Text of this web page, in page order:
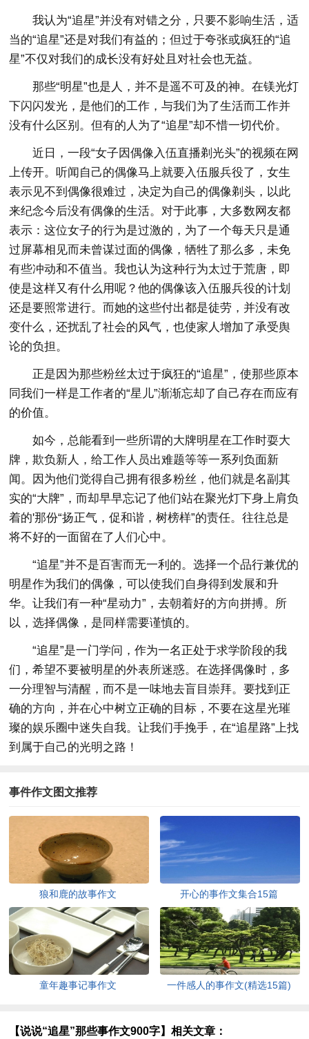
我认为“追星”并没有对错之分，只要不影响生活，适
当的“追星”还是对我们有益的；但过于夸张或疯狂的“追
星”不仅对我们的成长没有好处且对社会也无益。
那些“明星”也是人，并不是遥不可及的神。在镁光灯
下闪闪发光，是他们的工作，与我们为了生活而工作并
没有什么区别。但有的人为了“追星”却不惜一切代价。
近日，一段“女子因偶像入伍直播剃光头”的视频在网
上传开。听闻自己的偶像马上就要入伍服兵役了，女生
表示见不到偶像很难过，决定为自己的偶像剃头，以此
来纪念今后没有偶像的生活。对于此事，大多数网友都
表示：这位女子的行为是过激的，为了一个每天只是通
过屏幕相见而未曾谋过面的偶像，牺牲了那么多，未免
有些冲动和不值当。我也认为这种行为太过于荒唐，即
使是这样又有什么用呢？他的偶像该入伍服兵役的计划
还是要照常进行。而她的这些付出都是徒劳，并没有改
变什么，还扰乱了社会的风气，也使家人增加了承受舆
论的负担。
正是因为那些粉丝太过于疯狂的“追星”，使那些原本
同我们一样是工作者的“星儿”渐渐忘却了自己存在而应有
的价值。
如今，总能看到一些所谓的大牌明星在工作时耍大
牌，欺负新人，给工作人员出难题等等一系列负面新
闻。因为他们觉得自己拥有很多粉丝，他们就是名副其
实的“大牌”，而却早早忘记了他们站在聚光灯下身上肩负
着的'那份“扬正气，促和谐，树榜样”的责任。往往总是
将不好的一面留在了人们心中。
“追星”并不是百害而无一利的。选择一个品行兼优的
明星作为我们的偶像，可以使我们自身得到发展和升
华。让我们有一种“星动力”，去朝着好的方向拼搏。所
以，选择偶像，是同样需要谨慎的。
“追星”是一门学问，作为一名正处于求学阶段的我
们，希望不要被明星的外表所迷惑。在选择偶像时，多
一分理智与清醒，而不是一味地去盲目崇拜。要找到正
确的方向，并在心中树立正确的目标，不要在这星光璀
璨的娱乐圈中迷失自我。让我们手挽手，在“追星路”上找
到属于自己的光明之路！
事件作文图文推荐
狼和鹿的故事作文 开心的事作文集合15篇
童年趣事记事作文 一件感人的事作文(精选15篇)
【说说“追星”那些事作文900字】相关文章：